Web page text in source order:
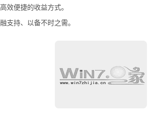
效便捷的收益方式。
支持、以备不时之需。